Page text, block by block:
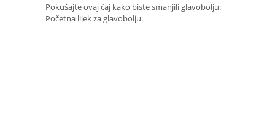
Pokušajte ovaj čaj kako biste smanjili glavobolju:
Početna lijek za glavobolju.